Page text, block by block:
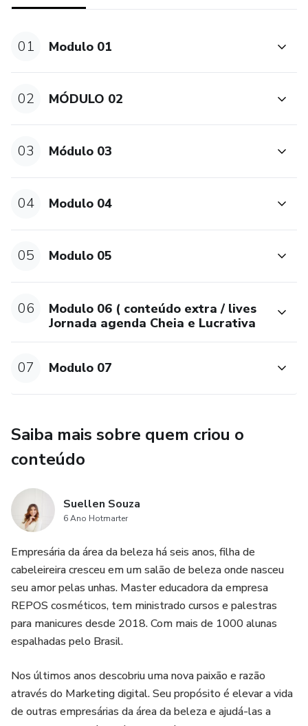
01 Modulo 01
02 MÓDULO 02
03 Módulo 03
04 Modulo 04
05 Modulo 05
06
Modulo 06 ( conteúdo extra / lives
Jornada agenda Cheia e Lucrativa
07 Modulo 07
Saiba mais sobre quem criou o
conteúdo
Suellen Souza
6 Ano Hotmarter
Empresária da área da beleza há seis anos, filha de
cabeleireira cresceu em um salão de beleza onde nasceu
seu amor pelas unhas. Master educadora da empresa
REPOS cosméticos, tem ministrado cursos e palestras
para manicures desde 2018. Com mais de 1000 alunas
espalhadas pelo Brasil.
Nos últimos anos descobriu uma nova paixão e razão
através do Marketing digital. Seu propósito é elevar a vida
de outras empresárias da área da beleza e ajudá-las a